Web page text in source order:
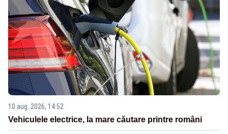
10 aug. 2026, 14:52
Vehiculele electrice, la mare căutare printre români